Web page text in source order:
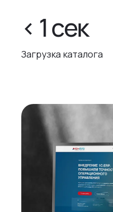
< 1 сек
Загрузка каталога